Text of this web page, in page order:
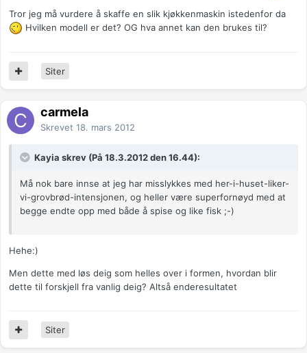
Tror jeg må vurdere å skaffe en slik kjøkkenmaskin istedenfor da
Hvilken modell er det? OG hva annet kan den brukes til?
Siter
carmela
Skrevet 18. mars 2012
Kayia skrev (På 18.3.2012 den 16.44):
Må nok bare innse at jeg har misslykkes med her-i-huset-liker-
vi-grovbrød-intensjonen, og heller være superfornøyd med at
begge endte opp med både å spise og like fisk ;-)
Hehe:)
Men dette med løs deig som helles over i formen, hvordan blir
dette til forskjell fra vanlig deig? Altså enderesultatet
Siter